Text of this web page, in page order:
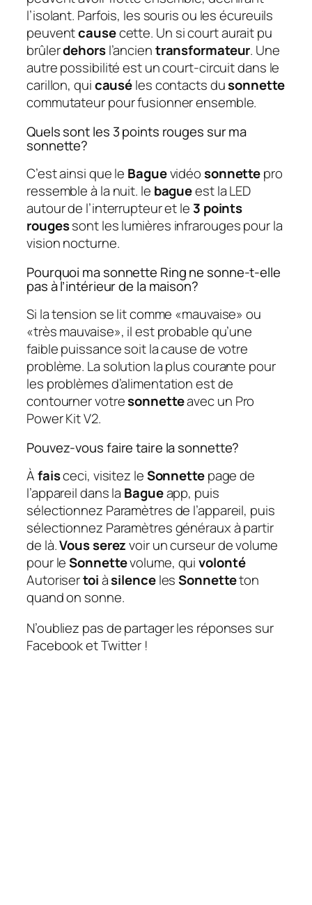
l’isolant. Parfois, les souris ou les écureuils
peuventcausecette. Un si court aurait pu
brûlerdehorsl’ancientransformateur. Une
autre possibilité est un court-circuit dans le
carillon, quicauséles contacts dusonnette
commutateur pour fusionner ensemble.
Quels sont les 3 points rouges sur ma
sonnette?
C’est ainsi que le Baguevidéosonnettepro
ressemble à la nuit. le bagueest la LED
autour de l’interrupteur et le 3 points
rougessont les lumières infrarouges pour la
vision nocturne.
Pourquoi ma sonnette Ring ne sonne-t-elle
pas à l’intérieur de la maison?
Si la tension se lit comme «mauvaise» ou
«très mauvaise», il est probable qu’une
faible puissance soit la cause de votre
problème. La solution la plus courante pour
les problèmes d’alimentation est de
contourner votresonnetteavec un Pro
Power Kit V2.
Pouvez-vous faire taire la sonnette?
Àfaisceci, visitez leSonnettepage de
l’appareil dans la Bagueapp, puis
sélectionnez Paramètres de l’appareil, puis
sélectionnez Paramètres généraux à partir
de là.Vous serezvoir un curseur de volume
pour leSonnettevolume, quivolonté
AutorisertoiàsilencelesSonnetteton
quand on sonne.
N’oubliez pas de partager les réponses sur
Facebook et Twitter !